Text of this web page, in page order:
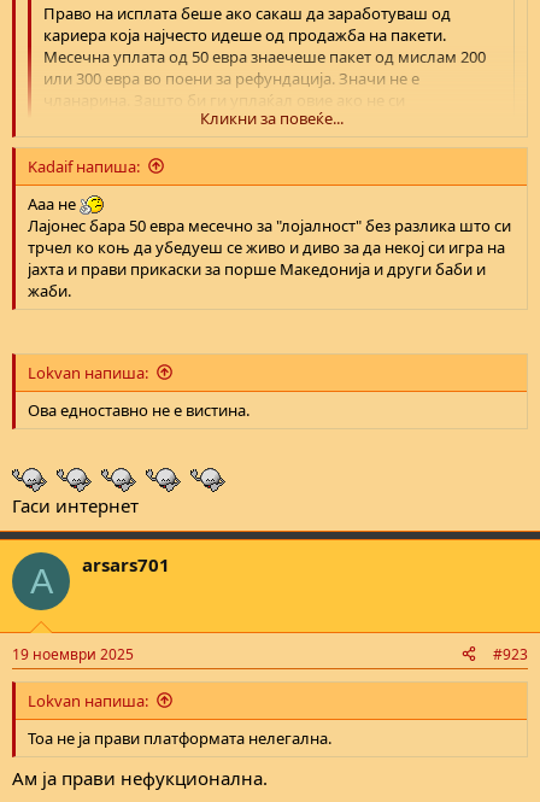
Право на исплата беше ако сакаш да заработуваш од
кариера која најчесто идеше од продажба на пакети.
Месечна уплата од 50 евра знаечеше пакет од мислам 200
или 300 евра во поени за рефундација. Значи не е
чланарина. Зашто би ги уплаќал овие ако не си
Кликни за повеќе...
Кликни за повеќе...
Kadaif напиша:
Ааа не
Лајонес бара 50 евра месечно за "лојалност" без разлика што си
трчел ко коњ да убедуеш се живо и диво за да некој си игра на
јахта и прави прикаски за порше Македонија и други баби и
жаби.
Lokvan напиша:
Ова едноставно не е вистина.
Гаси интернет
A arsars701
19 ноември 2025 #923
Lokvan напиша:
Тоа не ја прави платформата нелегална.
Ам ја прави нефукционална.